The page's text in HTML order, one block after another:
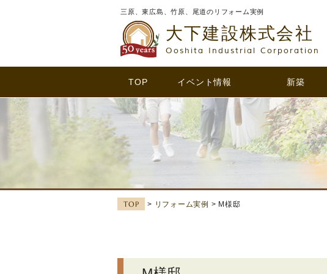
三原、東広島、竹原、尾道のリフォーム実例
大下建設株式会社
Ooshita Industrial Corporation
TOP イベント情報 新築
TOP > リフォーム実例 > M様邸